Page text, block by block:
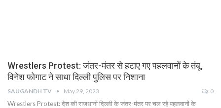
Wrestlers Protest: जंतर-मंतर से हटाए गए पहलवानों के तंबू,
विनेश फोगाट ने साधा दिल्ली पुलिस पर निशाना
SAUGANDH TV May 29, 2023 0
Wrestlers Protest: देश की राजधानी दिल्ली के जंतर-मंतर पर चल रहे पहलवानों के